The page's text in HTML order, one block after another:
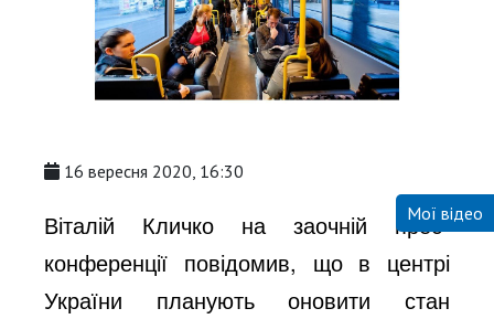
16 вересня 2020, 16:30
Віталій Кличко на заочній прес-
конференції повідомив, що в центрі
України планують оновити стан
Мої відео